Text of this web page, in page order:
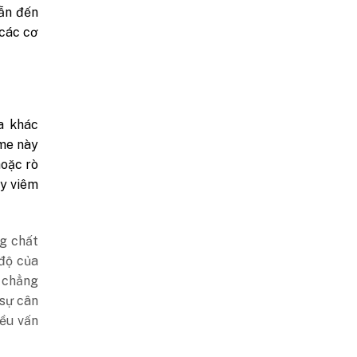
đến
cơ
khác
này
rò
viêm
chất
của
cân
vấn